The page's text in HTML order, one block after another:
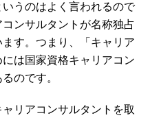
うのはよく言われるので
ンサルタントが名称独占
す。つまり、「キャリア
は国家資格キャリアコン
のです。
リアコンサルタントを取